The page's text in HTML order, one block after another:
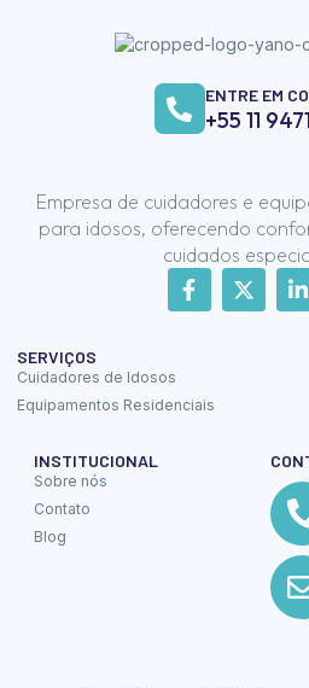
ENTRE EM
+55 11
Empresa de cuidadores e
para idosos, oferecendo
cuidados
SERVIÇOS
Cuidadores de Idosos
Equipamentos Residenciais
INSTITUCIONAL
Sobre nós
Contato
Blog